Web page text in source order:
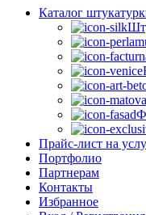
Каталог
Прайс-лист на
Портфолио
Партнерам
Контакты
Избранное